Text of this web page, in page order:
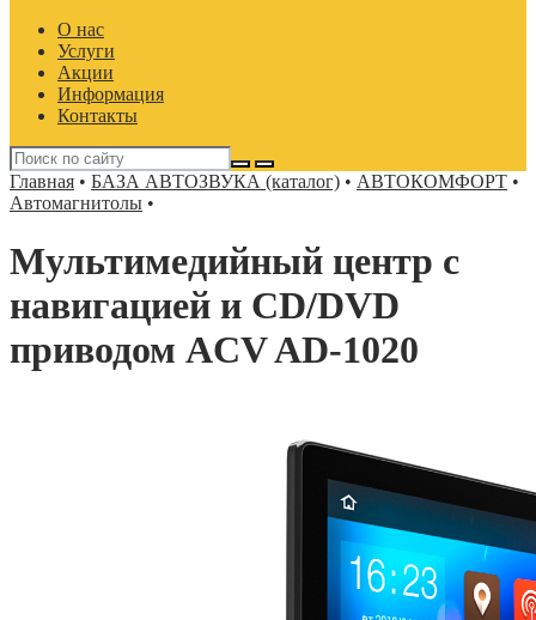
О нас
Услуги
Акции
Информация
Контакты
Главная • БАЗА АВТОЗВУКА (каталог) • АВТОКОМФОРТ •
Автомагнитолы •
Мультимедийный центр с
навигацией и CD/DVD
приводом ACV AD-1020